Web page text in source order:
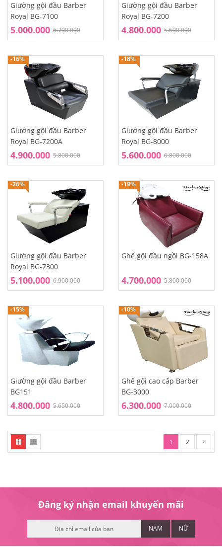
Giường gội đầu Barber
Royal BG-7100
6.700.000
5.000.000
Giường gội đầu Barber
Royal BG-7200
5.600.000
4.800.000
-16%
Giường gội đầu Barber
Royal BG-7200A
5.800.000
4.900.000
-18%
Giường gội đầu Barber
Royal BG-8000
6.800.000
5.600.000
-26%
Giường gội đầu Barber
Royal BG-7300
6.900.000
5.100.000
-19%
Ghế gội đầu ngồi BG-158A
5.800.000
4.700.000
-15%
Giường gội đầu Barber
BG151
5.650.000
4.800.000
-10%
Ghế gội cao cấp Barber
BG-3000
7.000.000
6.300.000
1 2
Đăng ký nhận email khuyến mãi
NAM NỮ